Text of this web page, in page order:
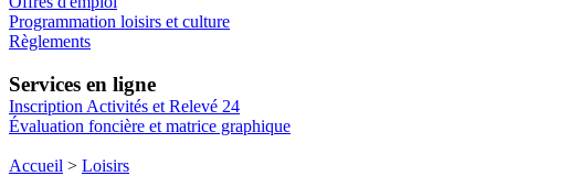
Programmation loisirs et culture
Règlements
Services en ligne
Inscription Activités et Relevé 24
Évaluation foncière et matrice graphique
Accueil > Loisirs